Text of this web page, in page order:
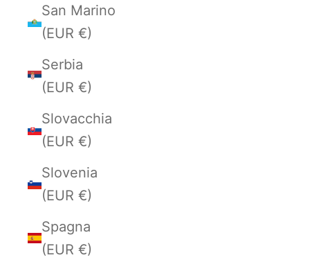
San Marino
(EUR €)
Serbia
(EUR €)
Slovacchia
(EUR €)
Slovenia
(EUR €)
Spagna
(EUR €)